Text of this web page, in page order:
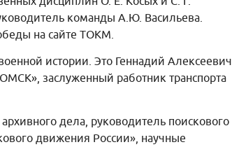
команды А.Ю. Васильева.
на сайте ТОКМ.
истории. Это Геннадий Алексеевич
заслуженный работник транспорта
дела, руководитель поискового
движения России», научные